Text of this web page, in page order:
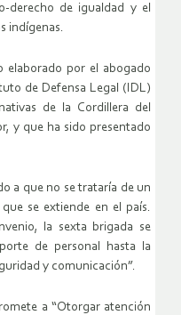
derecho de igualdad y el
indígenas.
elaborado por el abogado
de Defensa Legal (IDL)
de la Cordillera del
y que ha sido presentado
a que no se trataría de un
se extiende en el país.
la sexta brigada se
de personal hasta la
y comunicación”.
a “Otorgar atención